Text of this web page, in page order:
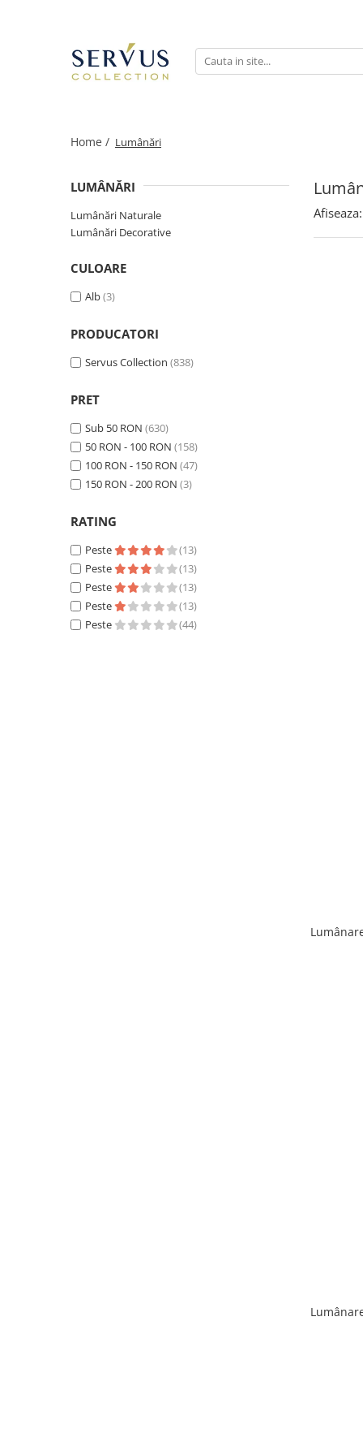
Home / Lumânări
LUMÂNĂRI
Lumânări Naturale
Lumânări Decorative
CULOARE
Alb(3)
PRODUCATORI
Servus Collection (838)
PRET
Sub 50 RON (630)
50 RON - 100 RON (158)
100 RON - 150 RON (47)
150 RON - 200 RON (3)
RATING
Peste
(13)
Peste
(13)
Peste
(13)
Peste
(13)
Peste
(44)
Afiseaza: